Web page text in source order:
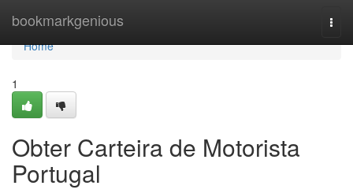
bookmarkgenious
Home
Home
1
Obter Carteira de Motorista
Portugal